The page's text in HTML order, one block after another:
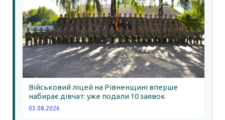
Військовий ліцей на Рівненщині вперше
набирає дівчат: уже подали 10 заявок
03.08.2026